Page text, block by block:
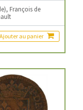
François de
Ajouter au panier